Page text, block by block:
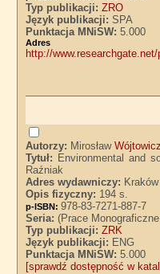
Typ publikacji:ZRO
Język publikacji:SPA
Punktacja MNiSW:5.000
http://
Autorzy: MirosławWójtowicz
Tytuł: Environmental and
Raźniak
Adres wydawniczy:
Opis fizyczny: 194 s.
p-ISBN:978-83-7271-887-7
Seria:(Prace
Typ publikacji:ZRK
Język publikacji: ENG
Punktacja MNiSW:5.000
[sprawdź dostępność w